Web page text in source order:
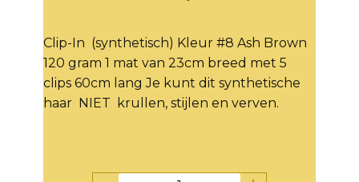
Clip-In (synthetisch) Kleur #8 Ash Brown
120 gram 1 mat van 23cm breed met 5
clips 60cm lang Je kunt dit synthetische
haar NIET krullen, stijlen en verven.